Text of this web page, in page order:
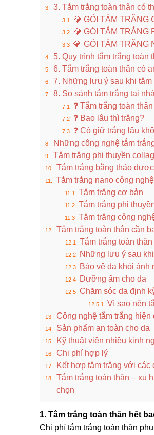
3. Tắm trắng toàn thân có
💎 GÓI TẮM TRẮNG
💎 GÓI TẮM TRẮNG
💎 GÓI TẮM TRẮNG
5. Quy trình tắm trắng toàn
6. Tắm trắng toàn thân có
7. Những lưu ý sau khi tắm
8. So sánh tắm trắng tại
❓ Tắm trắng toàn
❓ Bao lâu thì trắng?
❓ Có giữ trắng lâu
Những công nghệ tắm
Tắm trắng phi thuyền
Tắm trắng bằng thảo
Tắm trắng nano công
Tắm trắng cơ bản
Tắm trắng phi
Tắm trắng công
Tắm trắng toàn thân cần
Tắm trắng toàn
Những lưu ý sau
Bảo vệ da khỏi ánh
Dưỡng ẩm cho da
Chăm sóc da định
Vì sao nên
Công nghệ tắm trắng hiện
Sản phẩm an toàn cho da
Kỹ thuật viên nhiều kinh
Chi phí hợp lý
Kết hợp tắm trắng với các
Tắm trắng toàn thân –
chọn
1. Tắm trắng toàn thân hết
Chi phí tắm trắng toàn thân